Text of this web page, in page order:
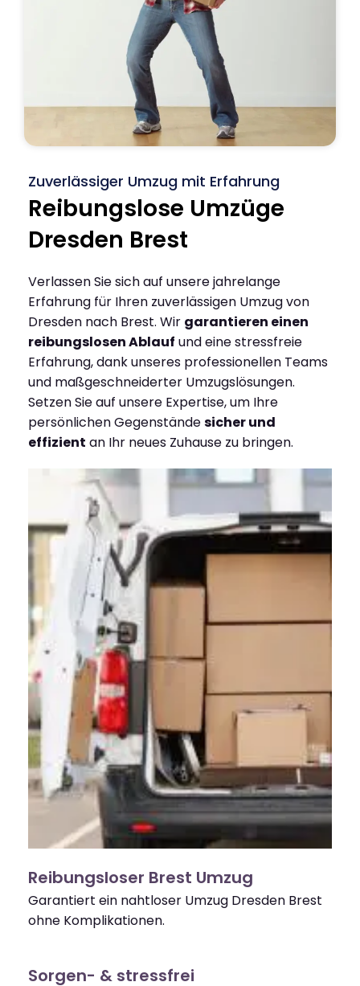
Zuverlässiger Umzug mit Erfahrung
Reibungslose Umzüge
Dresden Brest
Verlassen Sie sich auf unsere jahrelange
Erfahrung für Ihren zuverlässigen Umzug von
Dresden nach Brest. Wir garantieren einen
reibungslosen Ablauf und eine stressfreie
Erfahrung, dank unseres professionellen Teams
und maßgeschneiderter Umzugslösungen.
Setzen Sie auf unsere Expertise, um Ihre
persönlichen Gegenständesicher und
effizient an Ihr neues Zuhause zu bringen.
Reibungsloser Brest Umzug
Garantiert ein nahtloser Umzug Dresden Brest
ohne Komplikationen.
Sorgen- & stressfrei